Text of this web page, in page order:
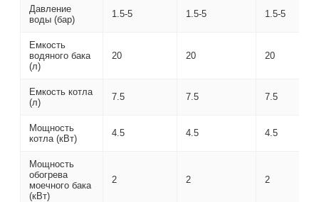
Давление
воды (бар)
1.5-5 1.5-5 1.5-5
Емкость
водяного бака
(л)
20 20 20
Емкость котла
(л)
7.5 7.5 7.5
Мощность
котла (кВт)
4.5 4.5 4.5
Мощность
обогрева
моечного бака
(кВт)
2 2 2